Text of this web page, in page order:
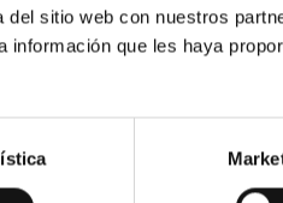
sitio web con nuestros
información que les haya
Nuestro
definitiva de